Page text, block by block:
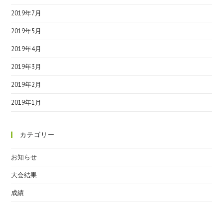
2019年7月
2019年5月
2019年4月
2019年3月
2019年2月
2019年1月
カテゴリー
お知らせ
大会結果
成績